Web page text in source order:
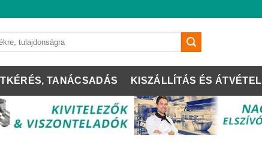
TANÁCSADÁS KISZÁLLÍTÁS ÉS ÁTVÉTEL